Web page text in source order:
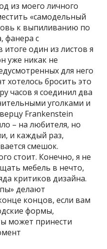
из моего личного
«самодельный
к выпиливанию по
фанера с
один из листов я
уже никак не
для него
бросить это
часов я соединил два
уголками и
Frankenstein
– на любителя, но
и каждый раз,
смешок.
стоит. Конечно, я не
мебель в нечто,
критиков дизайна.
делают
концов, если вам
формы,
может принести